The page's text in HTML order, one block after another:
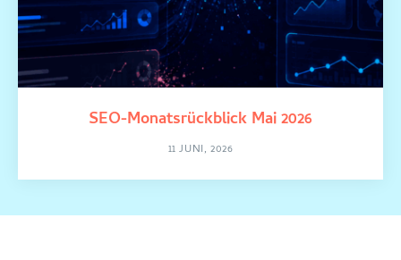
SEO-Monatsrückblick Mai 2026
11 JUNI, 2026